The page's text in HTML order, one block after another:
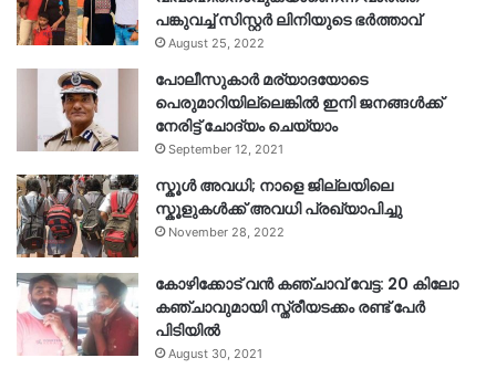
പങ്കുവച്ച് സിസ്റ്റർ ലിനിയുടെ ഭർത്താവ്
August 25, 2022
പോലീസുകാര്‍ മര്യാദയോടെ
പെരുമാറിയില്ലെങ്കില്‍ ഇനി ജനങ്ങള്‍ക്ക്
നേരിട്ട് ചോദ്യം ചെയ്യാം
September 12, 2021
സ്കൂൾ അവധി; നാളെ ജില്ലയിലെ
സ്കൂളുകൾക്ക് അവധി പ്രഖ്യാപിച്ചു
November 28, 2022
കോഴിക്കോട് വൻ കഞ്ചാവ് വേട്ട: 20 കിലോ
കഞ്ചാവുമായി സ്ത്രീയടക്കം രണ്ട് പേർ
പിടിയിൽ
August 30, 2021